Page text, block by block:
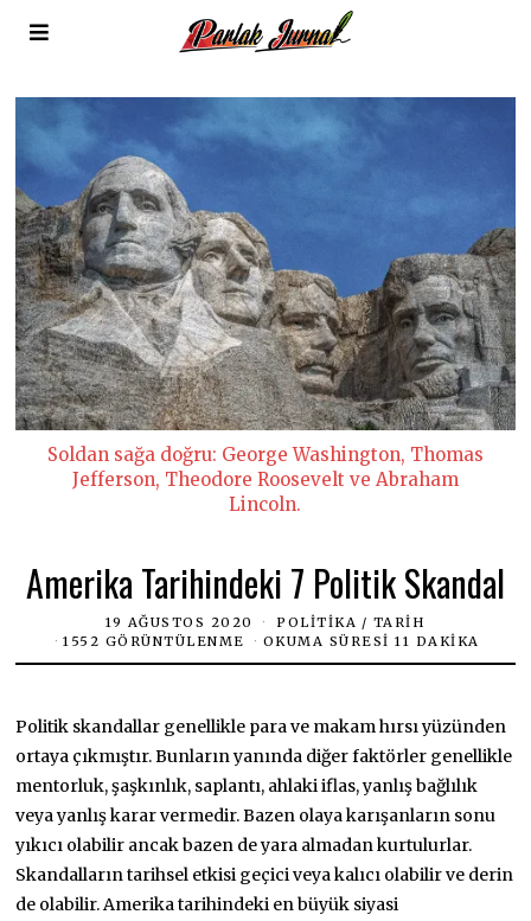
Soldan sağa doğru: George Washington, Thomas
Jefferson, Theodore Roosevelt ve Abraham
Lincoln.
Amerika Tarihindeki 7 Politik Skandal
19 AĞUSTOS 2020 POLITIKA / TARIH
1552 GÖRÜNTÜLENME
OKUMA SÜRESI 11 DAKIKA
Politik skandallar genellikle para ve makam hırsı yüzünden
ortaya çıkmıştır. Bunların yanında diğer faktörler genellikle
mentorluk, şaşkınlık, saplantı, ahlaki iflas, yanlış bağlılık
veya yanlış karar vermedir. Bazen olaya karışanların sonu
yıkıcı olabilir ancak bazen de yara almadan kurtulurlar.
Skandalların tarihsel etkisi geçici veya kalıcı olabilir ve derin
de olabilir. Amerika tarihindeki en büyük siyasi